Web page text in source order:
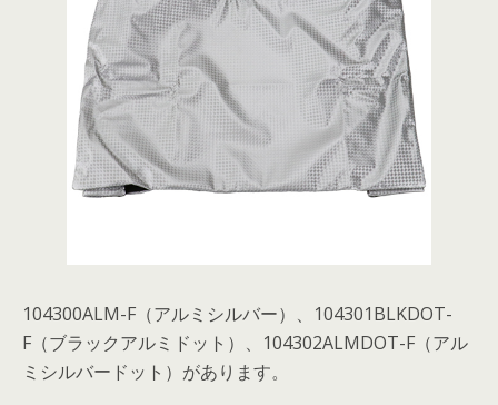
104300ALM-F（アルミシルバー）、104301BLKDOT-
F（ブラックアルミドット）、104302ALMDOT-F（アル
ミシルバードット）があります。